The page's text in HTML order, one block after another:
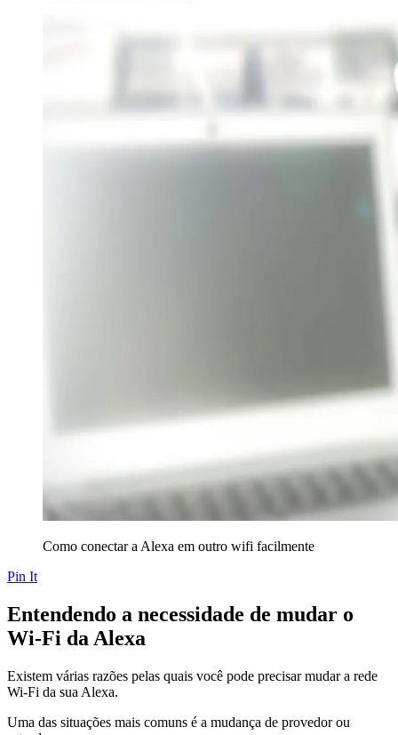
Como conectar a Alexa em outro wifi facilmente
Pin It
Entendendo a necessidade de mudar o
Wi-Fi da Alexa
Existem várias razões pelas quais você pode precisar mudar a rede
Wi-Fi da sua Alexa.
Uma das situações mais comuns é a mudança de provedor ou